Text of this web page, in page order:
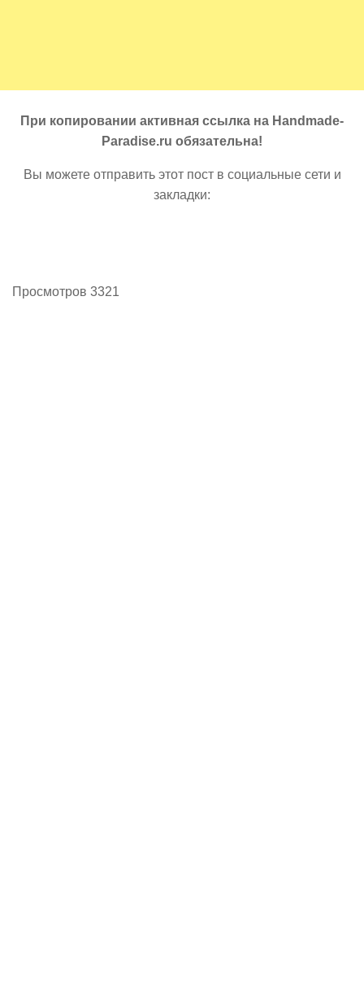
При копировании активная ссылка на Handmade-
Paradise.ru обязательна!
Вы можете отправить этот пост в социальные сети и
закладки:
Просмотров 3321